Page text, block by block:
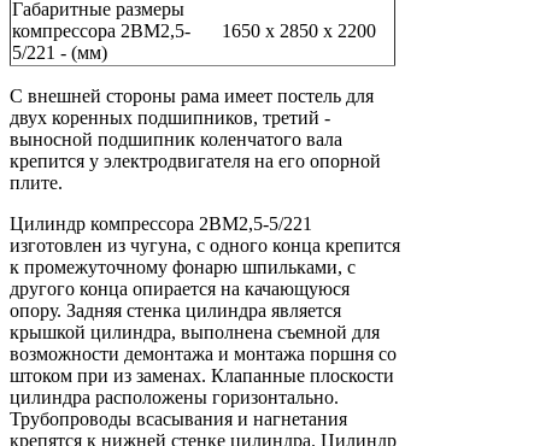
Габаритные размеры
компрессора 2ВМ2,5-
5/221 - (мм)
1650 х 2850 х 2200
С внешней стороны рама имеет постель для
двух коренных подшипников, третий -
выносной подшипник коленчатого вала
крепится у электродвигателя на его опорной
плите.
Цилиндр компрессора 2ВМ2,5-5/221
изготовлен из чугуна, с одного конца крепится
к промежуточному фонарю шпильками, с
другого конца опирается на качающуюся
опору. Задняя стенка цилиндра является
крышкой цилиндра, выполнена съемной для
возможности демонтажа и монтажа поршня со
штоком при из заменах. Клапанные плоскости
цилиндра расположены горизонтально.
Трубопроводы всасывания и нагнетания
крепятся к нижней стенке цилиндра. Цилиндр